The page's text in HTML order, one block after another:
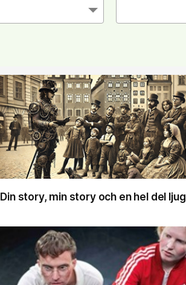
Din story, min story och en hel del ljug